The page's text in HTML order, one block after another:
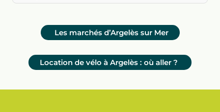
Les marchés d’Argelès sur Mer
Location de vélo à Argelès : où aller ?